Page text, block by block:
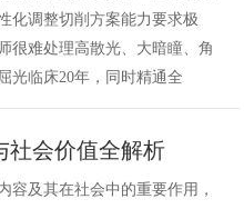
化调整切削方案能力要求极
很难处理高散光、大暗瞳、角
光临床20年，同时精通全
社会价值全解析
容及其在社会中的重要作用，